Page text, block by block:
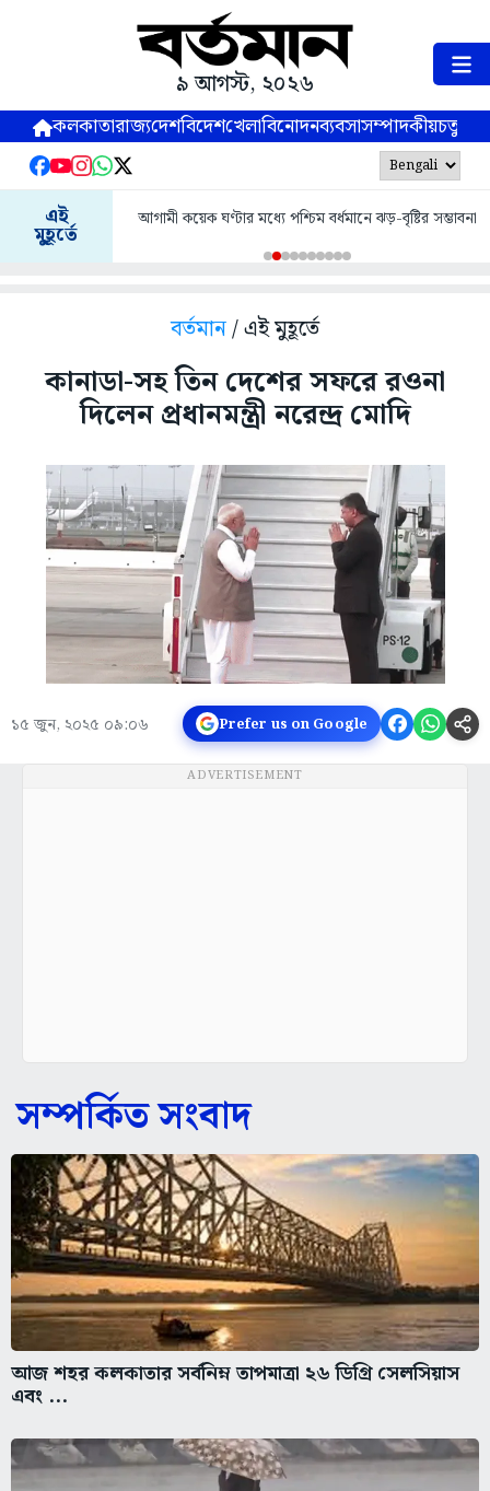
৯ আগস্ট, ২০২৬
কলকাতারাজ্যদেশবিদেশখেলাবিনোদনব্যবসাসম্পাদকীয়
এই
মুহূর্তে
আগামী কয়েক ঘণ্টার মধ্যে পশ্চিম বর্ধমানে ঝড়-বৃষ্টির সম্ভাবনা
বর্তমান/ এই মুহূর্তে
কানাডা-সহ তিন দেশের সফরে রওনা
দিলেন প্রধানমন্ত্রী নরেন্দ্র মোদি
১৫ জুন, ২০২৫ ০৯:০৬ Prefer us on Google
ADVERTISEMENT
সম্পর্কিত সংবাদ
আজ শহর কলকাতার সর্বনিম্ন তাপমাত্রা ২৬ ডিগ্রি সেলসিয়াস
এবং ...